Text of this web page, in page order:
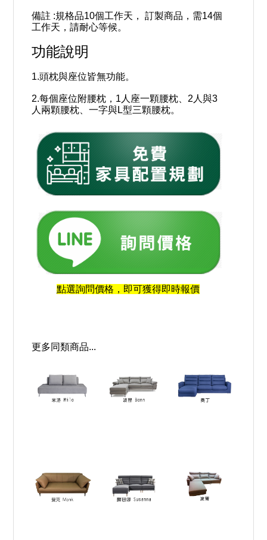
備註 :規格品10個工作天，訂製商品，需14個
工作天，請耐心等候。
功能說明
1.頭枕與座位皆無功能。
2.每個座位附腰枕，1人座一顆腰枕、2人與3
人兩顆腰枕、一字與L型三顆腰枕。
點選詢問價格，即可獲得即時報價
更多同類商品...